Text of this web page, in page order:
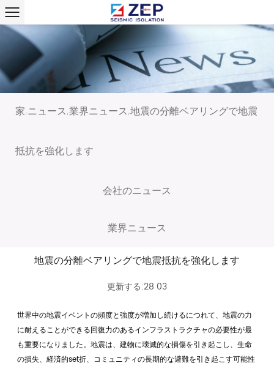
家 / ニュース / 業界ニュース / 地震の分離ベアリングで地震
抵抗を強化します
会社のニュース
業界ニュース
地震の分離ベアリングで地震抵抗を強化します
更新する:28 03
世界中の地震イベントの頻度と強度が増加し続けるにつれて、地震の力
に耐えることができる回復力のあるインフラストラクチャの必要性が最
も重要になりました。地震は、建物に壊滅的な損傷を引き起こし、生命
の損失、経済的set折、コミュニティの長期的な避難を引き起こす可能性